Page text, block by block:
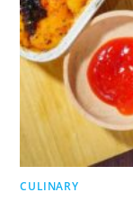
CULINARY